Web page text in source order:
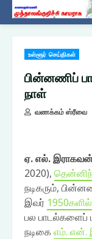
content
உள்ளூர் செய்திகள்
பின்னணிப்
நாள்
வணக்கம் ஸ்ரீவை
ஏ. எல்.
2020),
நடிகரும்,
இவர் 1950களில்
பல பாடல்களைப்
நடிகைஎம். என்.